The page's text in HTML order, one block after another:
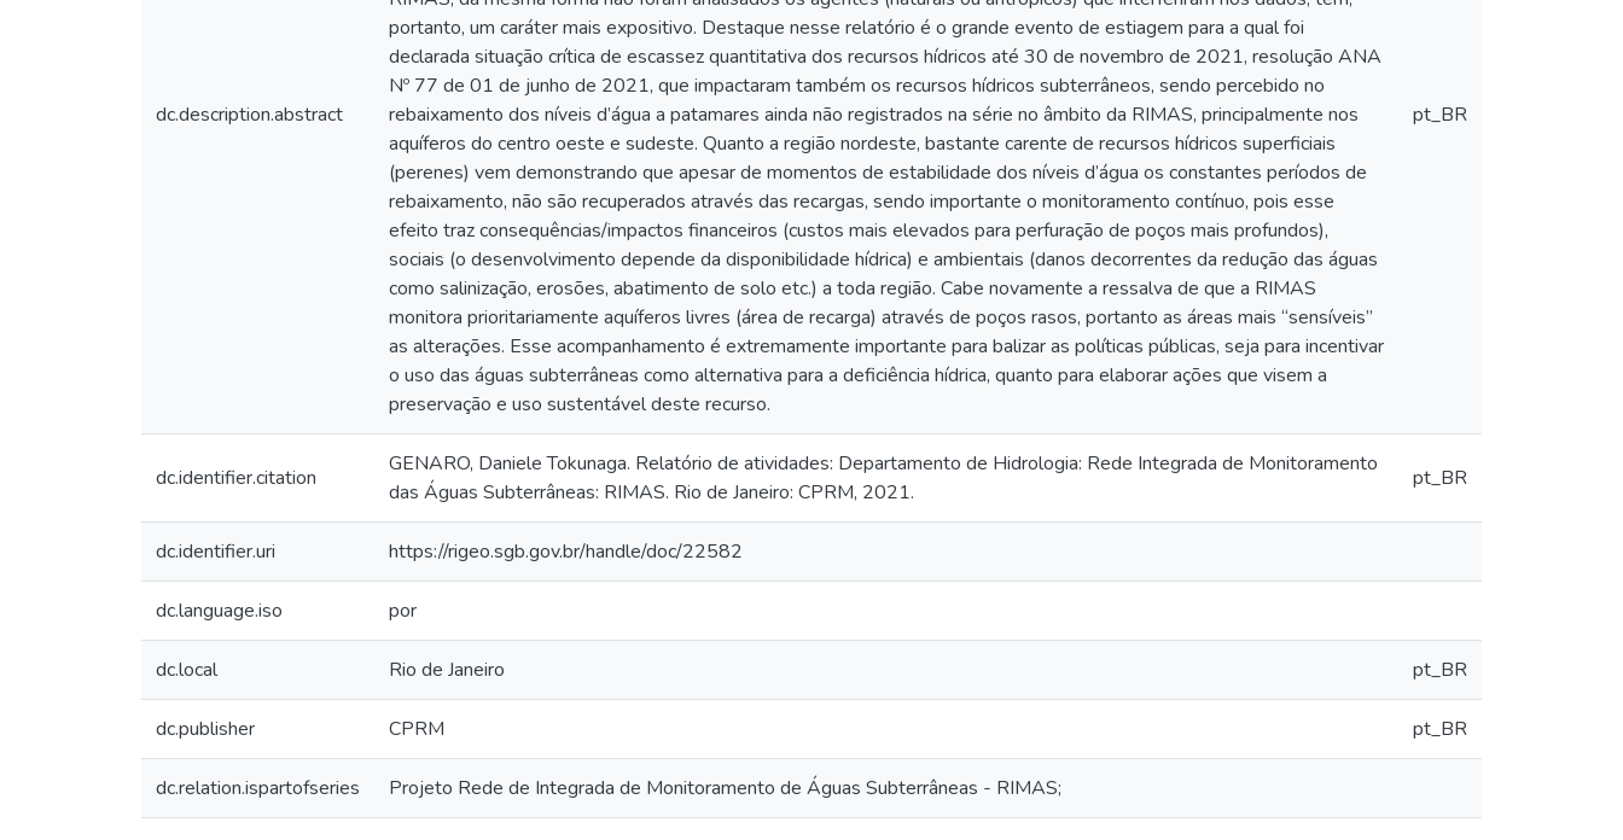
dc.description.abstract
portanto, um caráter mais expositivo. Destaque nesse relatório é o grande evento de estiagem para a qual foi
declarada situação crítica de escassez quantitativa dos recursos hídricos até 30 de novembro de 2021, resolução ANA
Nº 77 de 01 de junho de 2021, que impactaram também os recursos hídricos subterrâneos, sendo percebido no
rebaixamento dos níveis d’água a patamares ainda não registrados na série no âmbito da RIMAS, principalmente nos
aquíferos do centro oeste e sudeste. Quanto a região nordeste, bastante carente de recursos hídricos superficiais
(perenes) vem demonstrando que apesar de momentos de estabilidade dos níveis d’água os constantes períodos de
rebaixamento, não são recuperados através das recargas, sendo importante o monitoramento contínuo, pois esse
efeito traz consequências/impactos financeiros (custos mais elevados para perfuração de poços mais profundos),
sociais (o desenvolvimento depende da disponibilidade hídrica) e ambientais (danos decorrentes da redução das águas
como salinização, erosões, abatimento de solo etc.) a toda região. Cabe novamente a ressalva de que a RIMAS
monitora prioritariamente aquíferos livres (área de recarga) através de poços rasos, portanto as áreas mais “sensíveis”
as alterações. Esse acompanhamento é extremamente importante para balizar as políticas públicas, seja para incentivar
o uso das águas subterrâneas como alternativa para a deficiência hídrica, quanto para elaborar ações que visem a
preservação e uso sustentável deste recurso.
pt_BR
dc.identifier.citation
GENARO, Daniele Tokunaga. Relatório de atividades: Departamento de Hidrologia: Rede Integrada de Monitoramento
das Águas Subterrâneas: RIMAS. Rio de Janeiro: CPRM, 2021.
pt_BR
dc.identifier.uri https://rigeo.sgb.gov.br/handle/doc/22582
dc.language.iso por
dc.local Rio de Janeiro pt_BR
dc.publisher CPRM pt_BR
dc.relation.ispartofseries Projeto Rede de Integrada de Monitoramento de Águas Subterrâneas - RIMAS;